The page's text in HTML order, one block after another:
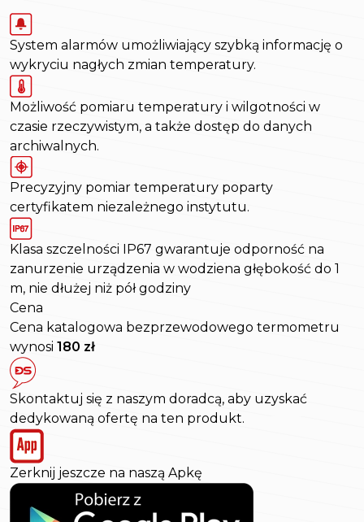
System alarmów umożliwiający szybką informację o
wykryciu nagłych zmian temperatury.
Możliwość pomiaru temperatury i wilgotności w
czasie rzeczywistym, a także dostęp do danych
archiwalnych.
Precyzyjny pomiar temperatury poparty
certyfikatem niezależnego instytutu.
Klasa szczelności IP67 gwarantuje odporność na
zanurzenie urządzenia w wodziena głębokość do 1
m, nie dłużej niż pół godziny
Cena
Cena katalogowa bezprzewodowego termometru
wynosi 180 zł
Skontaktuj się z naszym doradcą, aby uzyskać
dedykowaną ofertę na ten produkt.
Zerknij jeszcze na naszą Apkę